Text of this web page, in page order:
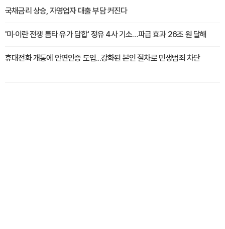
국채금리 상승, 자영업자 대출 부담 커진다
'미·이란 전쟁 틈타 유가 담합' 정유 4사 기소…파급 효과 26조 원 달해
휴대전화 개통에 안면인증 도입...강화된 본인 절차로 민생범죄 차단